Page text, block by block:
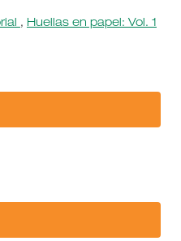
, Huellas en papel: Vol. 1